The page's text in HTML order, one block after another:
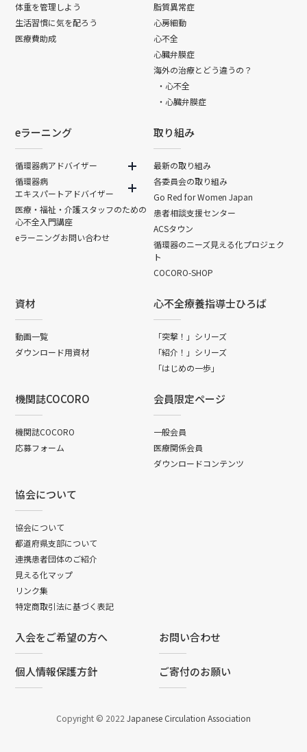
体重を管理しよう
生活習慣に気を配ろう
医療費助成
脂質異常症
心房細動
心不全
心臓弁膜症
海外の治療とどう違うの？
・心不全
・心臓弁膜症
eラーニング
循環器病アドバイザー
循環器病
エキスパートアドバイザー
医療・福祉・介護スタッフのための
心不全入門講座
eラーニングお問い合わせ
取り組み
最新の取り組み
各委員会の取り組み
Go Red for Women Japan
患者相談支援センター
ACSタウン
循環器のニーズ見える化プロジェク
ト
COCORO-SHOP
資材
動画一覧
ダウンロード用資材
心不全療養指導士ひろば
「突撃！」シリーズ
「紹介！」シリーズ
「はじめの一歩」
機関誌COCORO
機関誌COCORO
応募フォーム
会員限定ページ
一般会員
医療関係会員
ダウンロードコンテンツ
協会について
協会について
都道府県支部について
連携患者団体のご紹介
見える化マップ
リンク集
特定商取引法に基づく表記
入会をご希望の方へ お問い合わせ
個人情報保護方針 ご寄付のお願い
Copyright © 2022Japanese Circulation Association